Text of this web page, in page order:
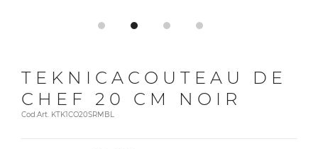
TEKNICACOUTEAU DE
CHEF 20 CM NOIR
Cod.Art. KTK1CO20SRMBL